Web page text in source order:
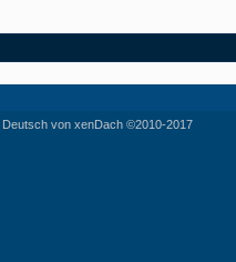
Deutsch von xenDach©2010-2017